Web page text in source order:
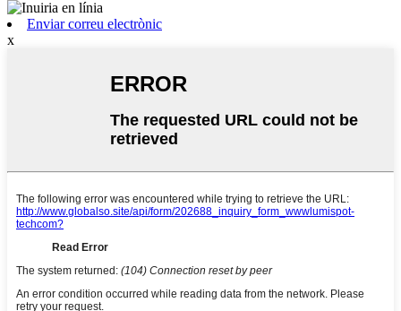
Enviar correu electrònic
x